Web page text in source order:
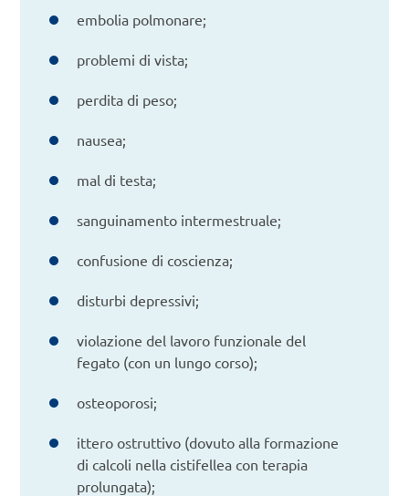
embolia polmonare;
problemi di vista;
perdita di peso;
nausea;
mal di testa;
sanguinamento intermestruale;
confusione di coscienza;
disturbi depressivi;
violazione del lavoro funzionale del
fegato (con un lungo corso);
osteoporosi;
ittero ostruttivo (dovuto alla formazione
di calcoli nella cistifellea con terapia
prolungata);